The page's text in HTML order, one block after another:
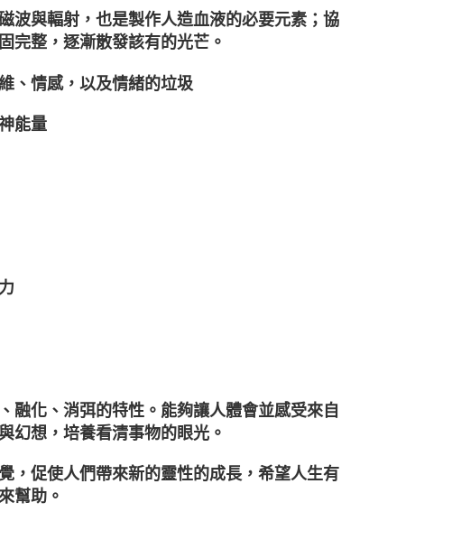
波與輻射，也是製作人造血液的必要元素；協
完整，逐漸散發該有的光芒。
、情感，以及情緒的垃圾
能量
融化、消弭的特性。能夠讓人體會並感受來自
幻想，培養看清事物的眼光。
，促使人們帶來新的靈性的成長，希望人生有
幫助。